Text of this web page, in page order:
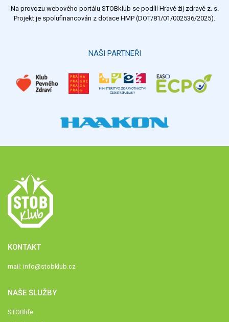
Na provozu webového portálu STOBklub se podílí Hravě žij zdravě z. s.
Projekt je spolufinancován z dotace HMP (DOT/81/01/002536/2025).
NAŠI PARTNEŘI
KONTAKT
mail: info@stobklub.cz
NAŠE SLUŽBY
STOBlife